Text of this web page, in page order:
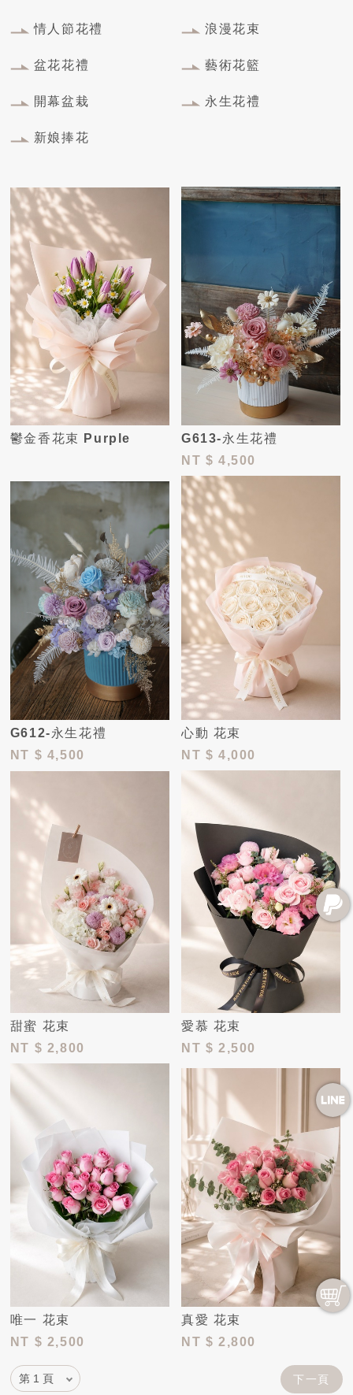
情人節花禮 浪漫花束
盆花花禮 藝術花籃
開幕盆栽 永生花禮
新娘捧花
鬱金香花束 Purple
G613-永生花禮
NT $ 4,500
G612-永生花禮
NT $ 4,500
心動 花束
NT $ 4,000
甜蜜 花束
NT $ 2,800
愛慕 花束
NT $ 2,500
唯一 花束
NT $ 2,500
真愛 花束
NT $ 2,800
下一頁